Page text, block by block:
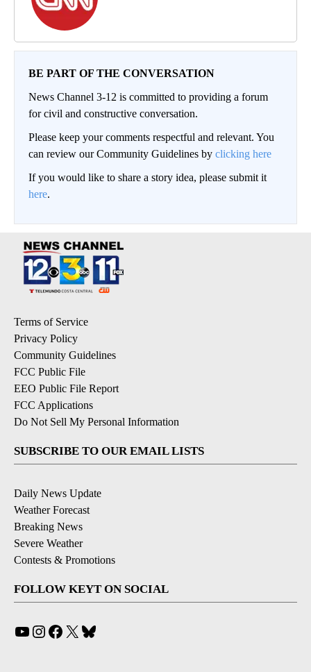
BE PART OF THE CONVERSATION
News Channel 3-12 is committed to providing a forum
for civil and constructive conversation.
Please keep your comments respectful and relevant. You
can review our Community Guidelines by clicking here
If you would like to share a story idea, please submit it
here.
Terms of Service
Privacy Policy
Community Guidelines
FCC Public File
EEO Public File Report
FCC Applications
Do Not Sell My Personal Information
SUBSCRIBE TO OUR EMAIL LISTS
Daily News Update
Weather Forecast
Breaking News
Severe Weather
Contests & Promotions
FOLLOW KEYT ON SOCIAL
YouTube
Instagram
Facebook
X